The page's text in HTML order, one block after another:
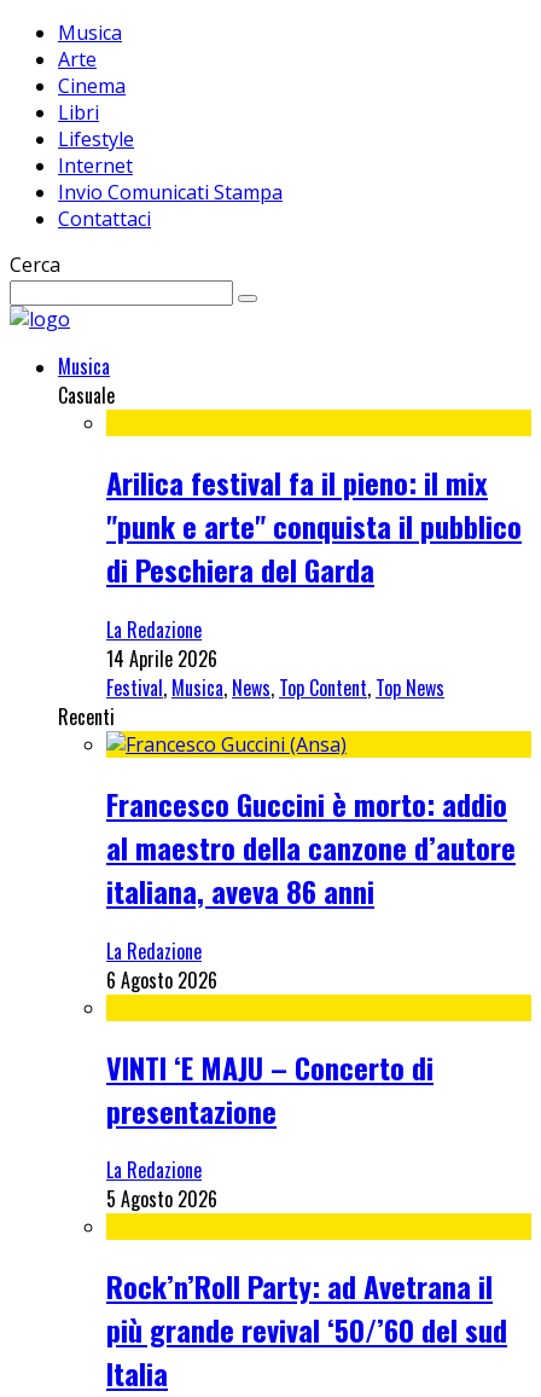
Musica
Arte
Cinema
Libri
Lifestyle
Internet
Invio Comunicati Stampa
Contattaci
Cerca
Musica
Casuale
Arilica festival fa il pieno: il mix
"punk e arte" conquista il pubblico
di Peschiera del Garda
La Redazione
14 Aprile 2026
Festival, Musica, News, Top Content, Top News
Recenti
Francesco Guccini è morto: addio
al maestro della canzone d’autore
italiana, aveva 86 anni
La Redazione
6 Agosto 2026
VINTI ‘E MAJU – Concerto di
presentazione
La Redazione
5 Agosto 2026
Rock’n’Roll Party: ad Avetrana il
più grande revival ‘50/’60 del sud
Italia